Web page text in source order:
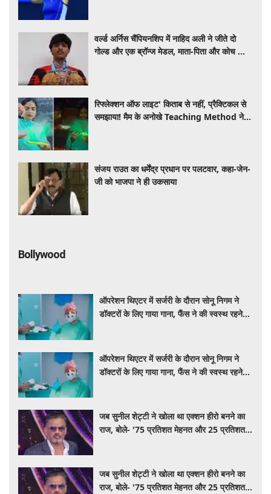
वर्ल्ड अर्निस चैंपियनशिप में नाहिद अली ने जीते दो
गोल्ड और एक ब्रॉन्ज मेडल, माता-पिता और कोच को
रिफ्लेक्शन ऑफ लाइट' किताब से नहीं, प्रैक्टिकल से
समझाया! मैम के अनोखे Teaching Method ने
संजय राउत का धर्मेंद्र प्रधान पर पलटवार, कहा-जेन-
जी को भाजपा ने ही उकसाया
Bollywood
ऑपरेशन थिएटर में सर्जरी के दौरान सोनू निगम ने
डॉक्टरों के लिए गाया गाना, फैंस ने की स्वस्थ रहने
ऑपरेशन थिएटर में सर्जरी के दौरान सोनू निगम ने
डॉक्टरों के लिए गाया गाना, फैंस ने की स्वस्थ रहने
जब सुनील शेट्टी ने खोला था एक्शन हीरो बनने का
राज, बोले- '75 प्रतिशत मेहनत और 25 प्रतिशत
जब सुनील शेट्टी ने खोला था एक्शन हीरो बनने का
राज, बोले- '75 प्रतिशत मेहनत और 25 प्रतिशत